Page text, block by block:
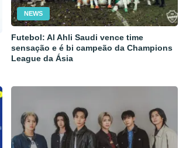
NEWS
Futebol: Al Ahli Saudi vence time
sensação e é bi campeão da Champions
League da Ásia